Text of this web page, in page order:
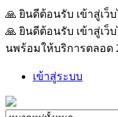
🙏 ยินดีต้อนรับ เข้าสู่เ
🙏 ยินดีต้อนรับ เข้าสู่เ
นพร้อมให้บริการตลอด
เข้าสู่ระบบ